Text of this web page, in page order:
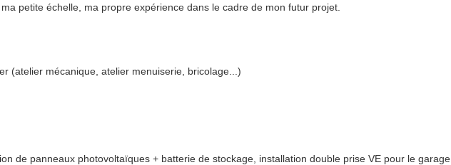
petite échelle, ma propre expérience dans le cadre de mon futur projet.
(atelier mécanique, atelier menuiserie, bricolage...)
de panneaux photovoltaïques + batterie de stockage, installation double prise VE pour le garage